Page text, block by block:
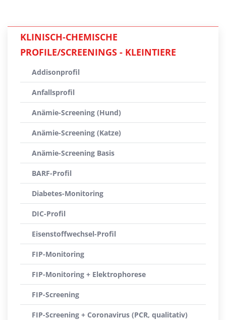
KLINISCH-CHEMISCHE
PROFILE/SCREENINGS - KLEINTIERE
Addisonprofil
Anfallsprofil
Anämie-Screening (Hund)
Anämie-Screening (Katze)
Anämie-Screening Basis
BARF-Profil
Diabetes-Monitoring
DIC-Profil
Eisenstoffwechsel-Profil
FIP-Monitoring
FIP-Monitoring + Elektrophorese
FIP-Screening
FIP-Screening + Coronavirus (PCR, qualitativ)